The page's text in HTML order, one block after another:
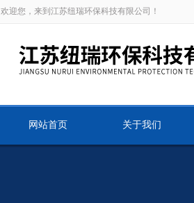
欢迎您，来到江苏纽瑞环保科技有限公司！
网站首页 关于我们